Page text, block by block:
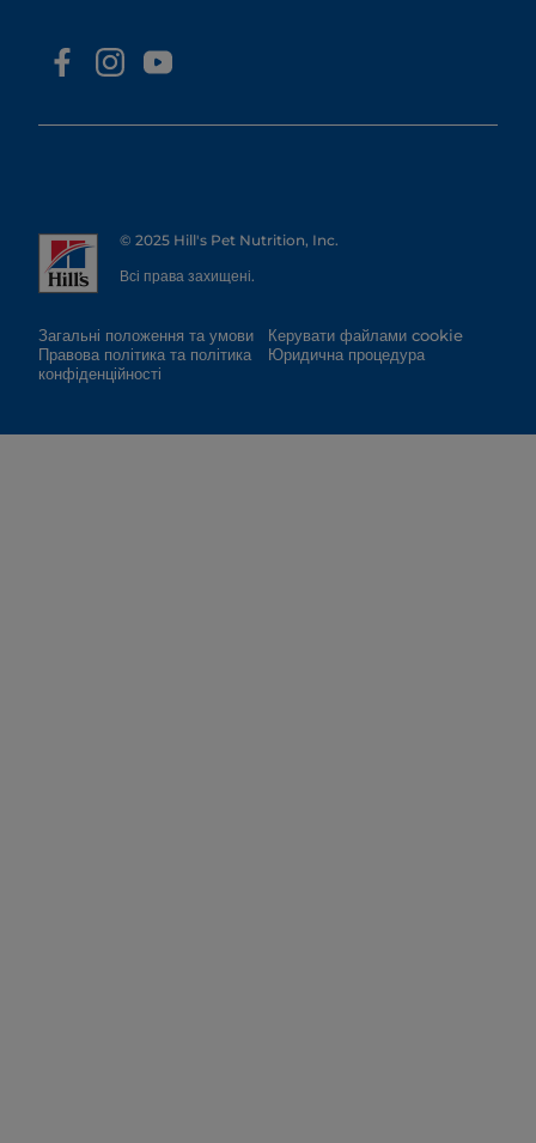
© 2025 Hill's Pet Nutrition, Inc.
Всі права захищені.
Загальні положення та умови
Правова політика та політика
конфіденційності
Керувати файлами cookie
Юридична процедура